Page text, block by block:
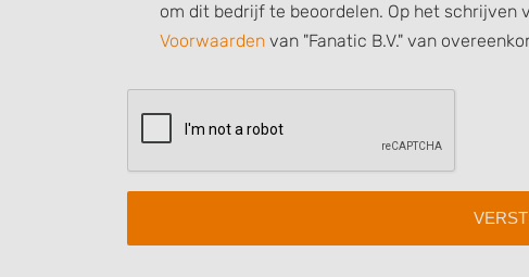
om dit bedrijf te beoordelen. Op het schrijven
Voorwaarden van "Fanatic B.V." van
Use profiles to select personalised content
Understand audiences through statistics or combinations of